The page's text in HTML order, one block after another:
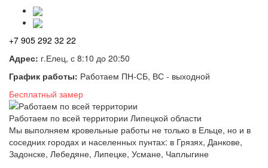
+7 905 292 32 22
Адрес: г.Елец, с 8:10 до 20:50
График работы: Работаем ПН-СБ, ВС - выходной
Бесплатный замер
Работаем по всей территории Липецкой области
Мы выполняем кровельные работы не только в Ельце, но и в
соседних городах и населенных пунтах: в Грязях, Данкове,
Задонске, Лебедяне, Липецке, Усмане, Чаплыгине